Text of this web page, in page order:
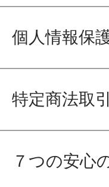
個人情報保
特定商法取
７つの安心